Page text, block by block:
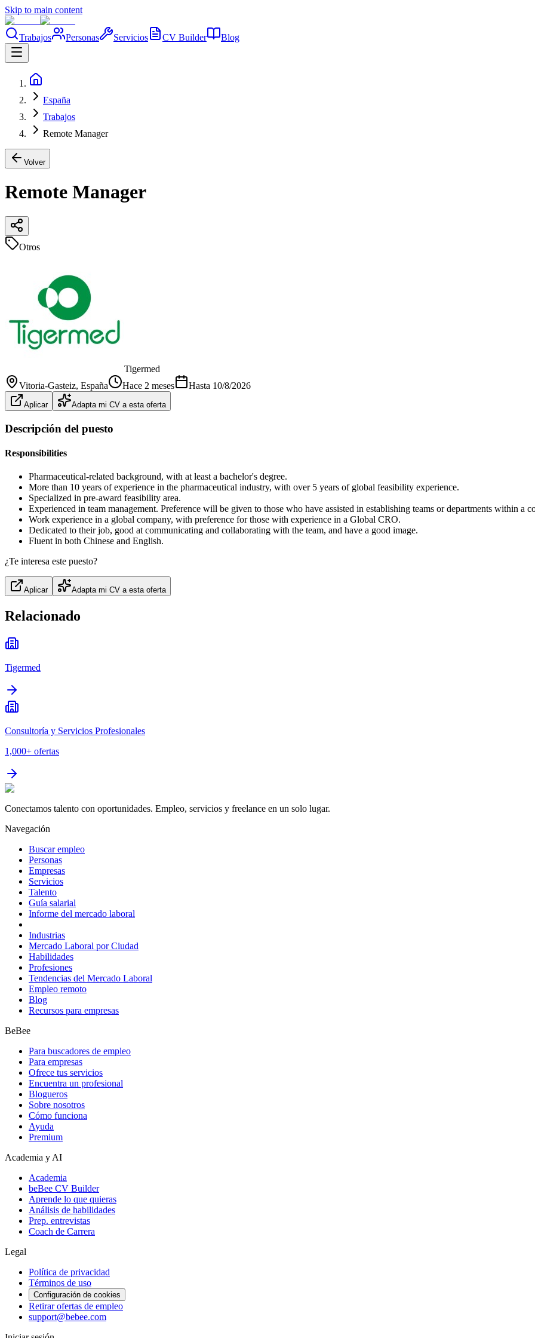
Skip to main content
Trabajos Personas Servicios CV Builder Blog
España
Trabajos
Remote Manager
Volver
Remote Manager
Otros
Tigermed
Vitoria-Gasteiz, España Hace 2 meses Hasta 10/8/2026
Aplicar Adapta mi CV a esta oferta
Descripción del puesto
Responsibilities
Pharmaceutical-related background, with at least a bachelor's degree.
More than 10 years of experience in the pharmaceutical industry, with over 5 years of global feasibility experience.
Specialized in pre-award feasibility area.
Experienced in team management. Preference will be given to those who have assisted in establishing teams or departments within a
Work experience in a global company, with preference for those with experience in a Global CRO.
Dedicated to their job, good at communicating and collaborating with the team, and have a good image.
Fluent in both Chinese and English.
¿Te interesa este puesto?
Aplicar Adapta mi CV a esta oferta
Relacionado
Tigermed
Consultoría y Servicios Profesionales
1,000+ ofertas
Conectamos talento con oportunidades. Empleo, servicios y freelance en un solo lugar.
Navegación
Buscar empleo
Personas
Empresas
Servicios
Talento
Guía salarial
Informe del mercado laboral
Industrias
Mercado Laboral por Ciudad
Habilidades
Profesiones
Tendencias del Mercado Laboral
Empleo remoto
Blog
Recursos para empresas
BeBee
Para buscadores de empleo
Para empresas
Ofrece tus servicios
Encuentra un profesional
Blogueros
Sobre nosotros
Cómo funciona
Ayuda
Premium
Academia y AI
Academia
beBee CV Builder
Aprende lo que quieras
Análisis de habilidades
Prep. entrevistas
Coach de Carrera
Legal
Política de privacidad
Términos de uso
Configuración de cookies
Retirar ofertas de empleo
support@bebee.com